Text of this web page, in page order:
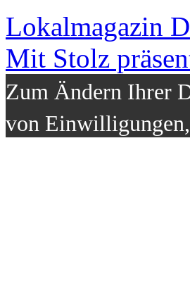
Lokalmagazin
Mit Stolz
Zum Ändern Ihrer
von